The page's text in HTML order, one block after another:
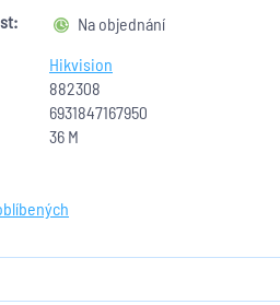
Hikvision
882308
6931847167950
36 M
Na objednání